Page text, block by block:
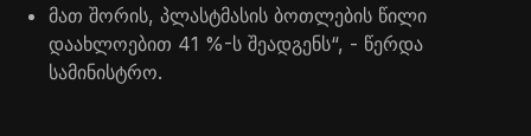
მათ შორის, პლასტმასის ბოთლების წილი
დაახლოებით 41 %-ს შეადგენს“, - წერდა
სამინისტრო.